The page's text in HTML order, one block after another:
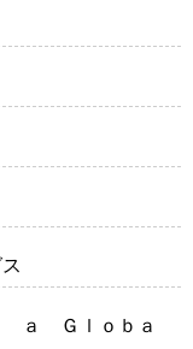
ａ Ｇｌｏｂａ